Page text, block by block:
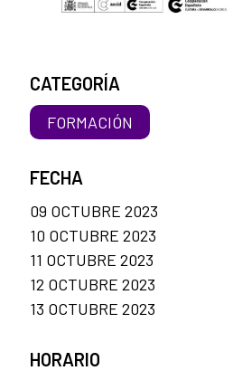
CATEGORÍA
FORMACIÓN
FECHA
09 OCTUBRE 2023
10 OCTUBRE 2023
11 OCTUBRE 2023
12 OCTUBRE 2023
13 OCTUBRE 2023
HORARIO